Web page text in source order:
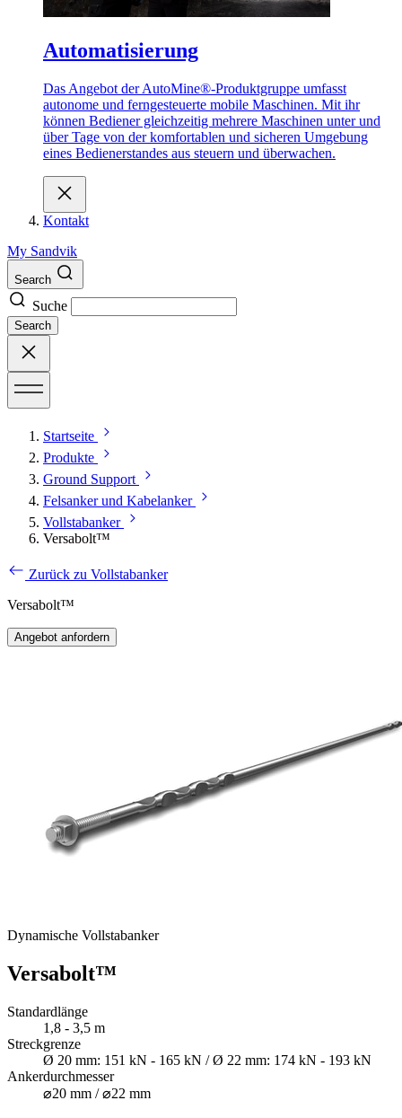
Automatisierung
Das Angebot der AutoMine®-Produktgruppe umfasst
autonome und ferngesteuerte mobile Maschinen. Mit ihr
können Bediener gleichzeitig mehrere Maschinen unter und
über Tage von der komfortablen und sicheren Umgebung
eines Bedienerstandes aus steuern und überwachen.
Kontakt
My Sandvik
Search
Suche
Search
Startseite
Produkte
Ground Support
Felsanker und Kabelanker
Vollstabanker
Versabolt™
Zurück zu Vollstabanker
Versabolt™
Angebot anfordern
Dynamische Vollstabanker
Versabolt™
Standardlänge
1,8 - 3,5 m
Streckgrenze
Ø 20 mm: 151 kN - 165 kN / Ø 22 mm: 174 kN - 193 kN
Ankerdurchmesser
⌀20 mm / ⌀22 mm